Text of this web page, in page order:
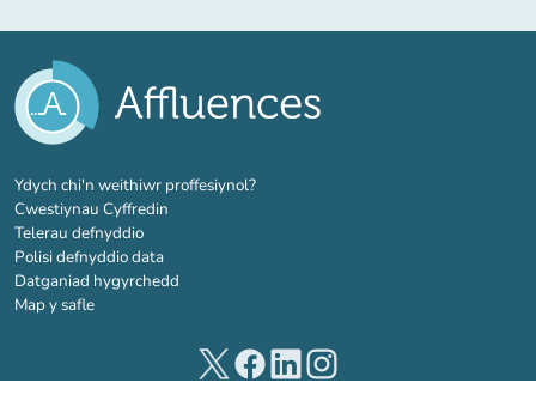
Ydych chi'n weithiwr proffesiynol?(tab newydd)
Cwestiynau Cyffredin
Telerau defnyddio
Polisi defnyddio data
Datganiad hygyrchedd
Map y safle
(tab newydd)
(tab newydd)
(tab newydd)